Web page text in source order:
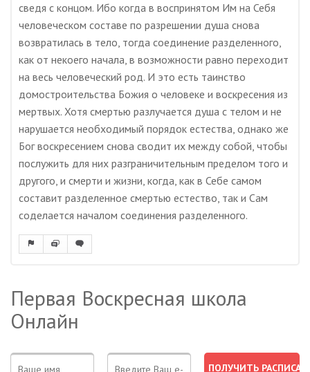
сведя с концом. Ибо когда в воспринятом Им на Себя
человеческом составе по разрешении душа снова
возвратилась в тело, тогда соединение разделенного,
как от некоего начала, в возможности равно переходит
на весь человеческий род. И это есть таинство
домостроительства Божия о человеке и воскресения из
мертвых. Хотя смертью разлучается душа с телом и не
нарушается необходимый порядок естества, однако же
Бог воскресением снова сводит их между собой, чтобы
послужить для них разграничительным пределом того и
другого, и смерти и жизни, когда, как в Себе самом
составит разделенное смертью естество, так и Сам
соделается началом соединения разделенного.
Первая Воскресная школа
Онлайн